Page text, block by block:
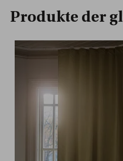
Produkte der